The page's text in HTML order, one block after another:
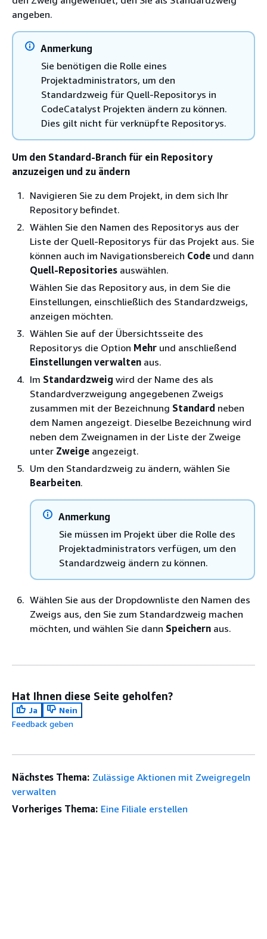
angeben.
Anmerkung
Sie benötigen die Rolle eines
Projektadministrators, um den
Standardzweig für Quell-Repositorys in
CodeCatalyst Projekten ändern zu können.
Dies gilt nicht für verknüpfte Repositorys.
Um den Standard-Branch für ein Repository
anzuzeigen und zu ändern
Navigieren Sie zu dem Projekt, in dem sich Ihr
Repository befindet.
Wählen Sie den Namen des Repositorys aus der
Liste der Quell-Repositorys für das Projekt aus. Sie
können auch im Navigationsbereich Code und dann
Quell-Repositories auswählen.
Wählen Sie das Repository aus, in dem Sie die
Einstellungen, einschließlich des Standardzweigs,
anzeigen möchten.
Wählen Sie auf der Übersichtsseite des
Repositorys die Option Mehr und anschließend
Einstellungen verwalten aus.
Im Standardzweig wird der Name des als
Standardverzweigung angegebenen Zweigs
zusammen mit der Bezeichnung Standard neben
dem Namen angezeigt. Dieselbe Bezeichnung wird
neben dem Zweignamen in der Liste der Zweige
unter Zweige angezeigt.
Um den Standardzweig zu ändern, wählen Sie
Bearbeiten.
Anmerkung
Sie müssen im Projekt über die Rolle des
Projektadministrators verfügen, um den
Standardzweig ändern zu können.
Wählen Sie aus der Dropdownliste den Namen des
Zweigs aus, den Sie zum Standardzweig machen
möchten, und wählen Sie dann Speichern aus.
Hat Ihnen diese Seite geholfen?
Ja
Nein
Feedback geben
Nächstes Thema: Zulässige Aktionen mit Zweigregeln
verwalten
Vorheriges Thema: Eine Filiale erstellen